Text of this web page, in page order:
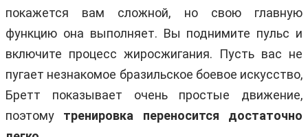
покажется вам сложной, но свою главную
функцию она выполняет. Вы поднимите пульс и
включите процесс жиросжигания. Пусть вас не
пугает незнакомое бразильское боевое искусство,
Бретт показывает очень простые движение,
поэтому тренировка переносится достаточно